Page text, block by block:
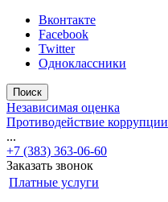
Вконтакте
Facebook
Twitter
Одноклассники
Поиск
Независимая оценка
Противодействие коррупции
...
+7 (383) 363-06-60
Заказать звонок
Платные услуги